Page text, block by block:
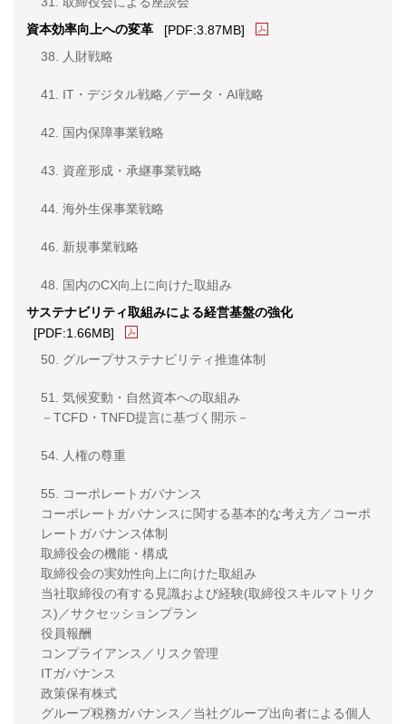
資本効率向上への変革
[PDF:3.87MB]
PDFファイルが新規ウィ
38. 人財戦略
41. IT・デジタル戦略／データ・AI戦略
42. 国内保障事業戦略
43. 資産形成・承継事業戦略
44. 海外生保事業戦略
46. 新規事業戦略
48. 国内のCX向上に向けた取組み
サステナビリティ取組みによる経営基盤の強化
[PDF:1.66MB]
PDFファイルが新規ウィンドウで開きます
50. グループサステナビリティ推進体制
51. 気候変動・自然資本への取組み
－TCFD・TNFD提言に基づく開示－
54. 人権の尊重
55. コーポレートガバナンス
コーポレートガバナンスに関する基本的な考え方／コーポ
レートガバナンス体制
取締役会の機能・構成
取締役会の実効性向上に向けた取組み
当社取締役の有する見識および経験(取締役スキルマトリク
ス)／サクセッションプラン
役員報酬
コンプライアンス／リスク管理
ITガバナンス
政策保有株式
グループ税務ガバナンス／当社グループ出向者による個人